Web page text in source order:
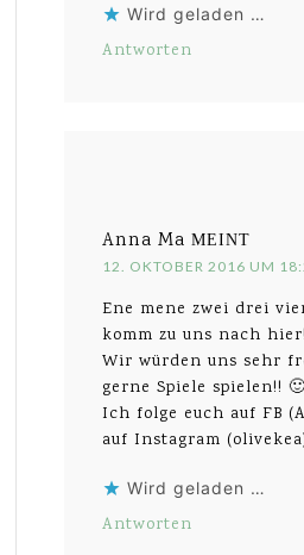
Wird geladen …
Antworten
Anna Ma MEINT
12. OKTOBER 2016 UM
Ene mene zwei drei
komm zu uns nach hier!
Wir würden uns sehr
gerne Spiele spielen!! 🙂
Ich folge euch auf FB
auf Instagram
Wird geladen …
Antworten